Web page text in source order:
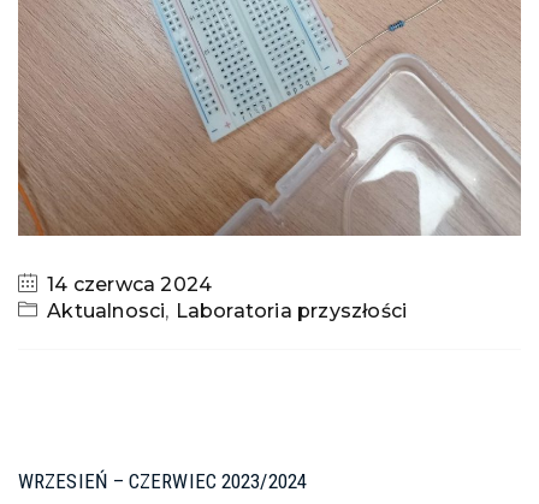
14 czerwca 2024
Aktualnosci, Laboratoria przyszłości
WRZESIEŃ – CZERWIEC 2023/2024